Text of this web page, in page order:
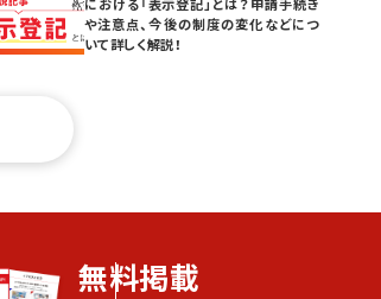
や注意点、今後の制度の変化などにつ
いて詳しく解説！
無料掲載